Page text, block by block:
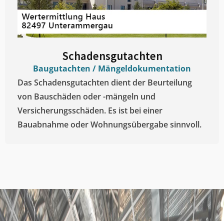
Schadensgutachten
Baugutachten / Mängeldokumentation
Das Schadensgutachten dient der Beurteilung
von Bauschäden oder -mängeln und
Versicherungsschäden. Es ist bei einer
Bauabnahme oder Wohnungsübergabe sinnvoll.